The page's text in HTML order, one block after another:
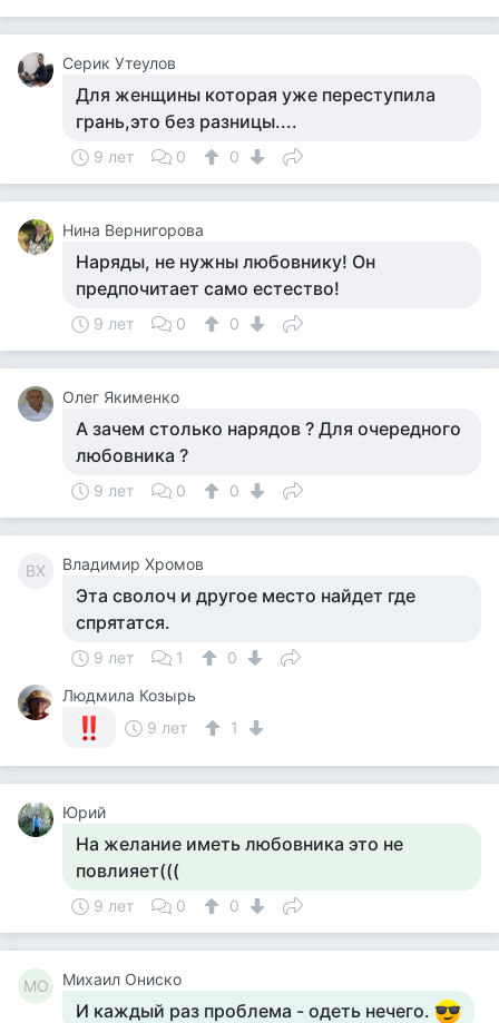
Серик Утеулов
Для женщины которая уже переступила
грань,это без разницы....
9 лет 0 0
Нина Вернигорова
Наряды, не нужны любовнику! Он
предпочитает само естество!
9 лет 0 0
Олег Якименко
А зачем столько нарядов ? Для очередного
любовника ?
9 лет 0 0
ВХ Владимир Хромов
Эта сволоч и другое место найдет где
спрятатся.
9 лет 1
0
Людмила Козырь
9 лет
1
Юрий
На желание иметь любовника это не
повлияет(((
9 лет 0 0
МО Михаил Ониско
И каждый раз проблема - одеть нечего.